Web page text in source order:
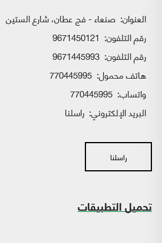
العنوان: صنعاء - فج عطان، شارع الستين
رقم التلفون: 9671450121
رقم التلفون: 9671445993
هاتف محمول: 770445995
واتساب:
البريد الإلكتروني: راسلنا
راسلنا
تحميل التطبيقات